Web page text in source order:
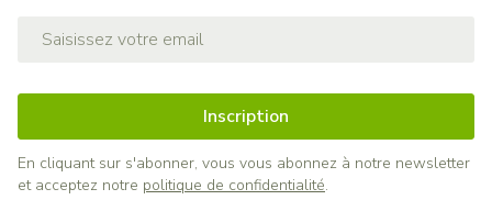
Inscription
En cliquant sur s'abonner, vous vous abonnez à notre newsletter
et acceptez notre politique de confidentialité.